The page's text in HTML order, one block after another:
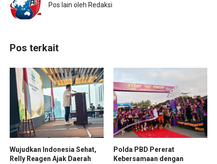
Pos lain oleh Redaksi
Pos terkait
Wujudkan Indonesia Sehat,
Relly Reagen Ajak Daerah
Polda PBD Pererat
Kebersamaan dengan